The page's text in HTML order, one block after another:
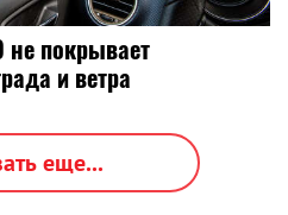
покрывает
и ветра
еще...